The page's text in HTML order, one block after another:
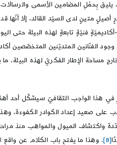
بِحمْلِ المضامين الأسمى
متينٍ لدى السيّد القائد، إلا
فنيّةٍ تابعةٍ لهذه البيئة
الفنّانين المتديّنين المتخصّصين
مساحة الإطار الفكريّ لهذه البيئة،
على صعيد إعداد الكوادر الكفوءة،
الميول والمواهب منذ مراحل
[8]
. وهذا ما يفتح باب الكلام عن واقع